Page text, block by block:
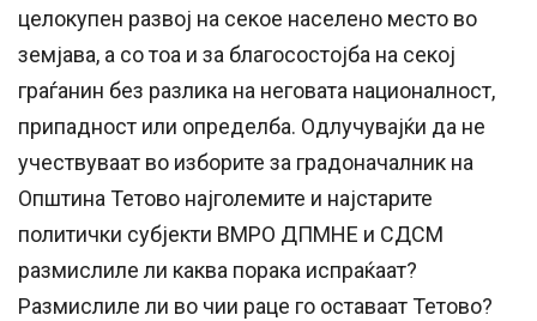
целокупен развој на секое населено место во
земјава, а со тоа и за благосостојба на секој
граѓанин без разлика на неговата националност,
припадност или определба. Одлучувајќи да не
учествуваат во изборите за градоначалник на
Општина Тетово најголемите и најстарите
политички субјекти ВМРО ДПМНЕ и СДСМ
размислиле ли каква порака испраќаат?
Размислиле ли во чии раце го оставаат Тетово?